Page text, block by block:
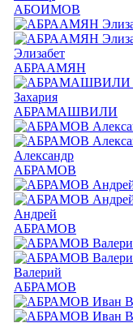
АБОИМОВ
Элизабет
АБРААМЯН
Захария
АБРАМАШВИЛИ
Александр
АБРАМОВ
Андрей
АБРАМОВ
Валерий
АБРАМОВ